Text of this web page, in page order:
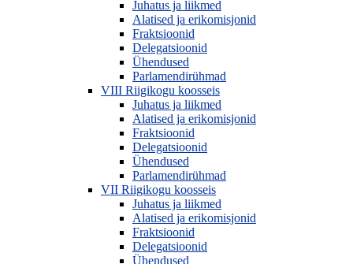
Juhatus ja liikmed
Alatised ja erikomisjonid
Fraktsioonid
Delegatsioonid
Ühendused
Parlamendirühmad
VIII Riigikogu koosseis
Juhatus ja liikmed
Alatised ja erikomisjonid
Fraktsioonid
Delegatsioonid
Ühendused
Parlamendirühmad
VII Riigikogu koosseis
Juhatus ja liikmed
Alatised ja erikomisjonid
Fraktsioonid
Delegatsioonid
Ühendused